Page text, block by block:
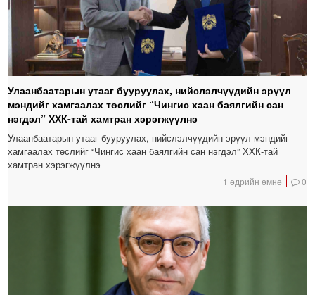
Улаанбаатарын утааг бууруулах, нийслэлчүүдийн эрүүл
мэндийг хамгаалах төслийг “Чингис хаан баялгийн сан
нэгдэл” ХХК-тай хамтран хэрэгжүүлнэ
Улаанбаатарын утааг бууруулах, нийслэлчүүдийн эрүүл мэндийг
хамгаалах төслийг “Чингис хаан баялгийн сан нэгдэл” ХХК-тай
хамтран хэрэгжүүлнэ
1 өдрийн өмнө 0